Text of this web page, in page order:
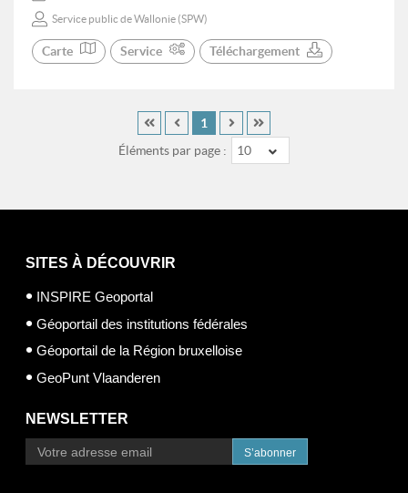
Service public de Wallonie (SPW)
Carte Service Téléchargement
Éléments par page : 10
1
SITES À DÉCOUVRIR
INSPIRE Geoportal
Géoportail des institutions fédérales
Géoportail de la Région bruxelloise
GeoPunt Vlaanderen
NEWSLETTER
S’abonner